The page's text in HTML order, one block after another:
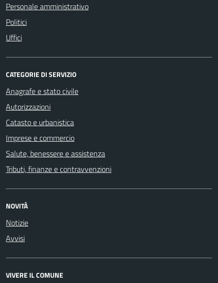
Personale amministrativo
Politici
Uffici
CATEGORIE DI SERVIZIO
Anagrafe e stato civile
Autorizzazioni
Catasto e urbanistica
Imprese e commercio
Salute, benessere e assistenza
Tributi, finanze e contravvenzioni
NOVITÀ
Notizie
Avvisi
VIVERE IL COMUNE